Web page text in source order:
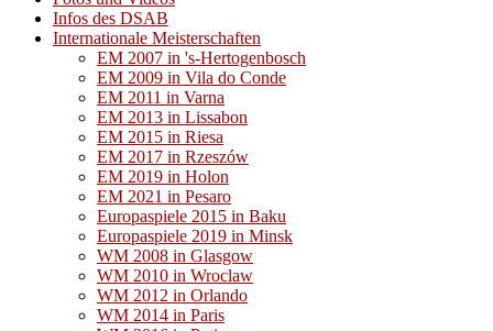
Infos des DSAB
Internationale Meisterschaften
EM 2007 in 's-Hertogenbosch
EM 2009 in Vila do Conde
EM 2011 in Varna
EM 2013 in Lissabon
EM 2015 in Riesa
EM 2017 in Rzeszów
EM 2019 in Holon
EM 2021 in Pesaro
Europaspiele 2015 in Baku
Europaspiele 2019 in Minsk
WM 2008 in Glasgow
WM 2010 in Wroclaw
WM 2012 in Orlando
WM 2014 in Paris